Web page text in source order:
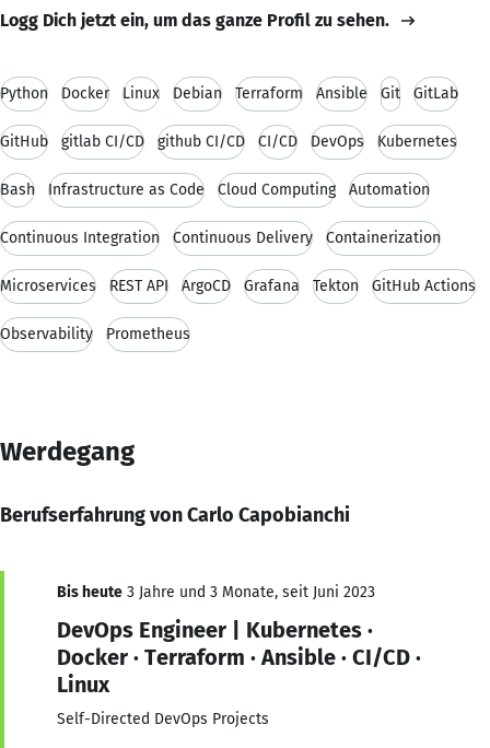
Logg Dich jetzt ein, um das ganze Profil zu sehen.
Python Docker Linux Debian Terraform Ansible Git GitLab
GitHub gitlab CI/CD github CI/CD CI/CD DevOps Kubernetes
Bash Infrastructure as Code Cloud Computing Automation
Continuous Integration Continuous Delivery Containerization
Microservices REST API ArgoCD Grafana Tekton GitHub Actions
Observability Prometheus
Werdegang
Berufserfahrung von Carlo Capobianchi
Bis heute 3 Jahre und 3 Monate, seit Juni 2023
DevOps Engineer | Kubernetes ·
Docker · Terraform · Ansible · CI/CD ·
Linux
Self-Directed DevOps Projects